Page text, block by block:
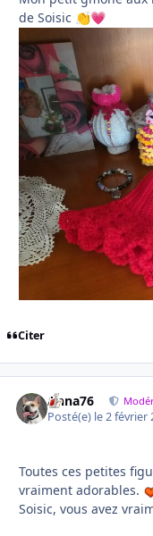
de Soisic 👏💗
Citer
Anna76
Posté(e) le 2 février
Toutes ces petites
vraiment adorables.
Soisic, vous avez